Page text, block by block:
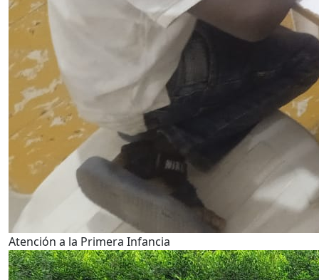
Atención a la Primera Infancia